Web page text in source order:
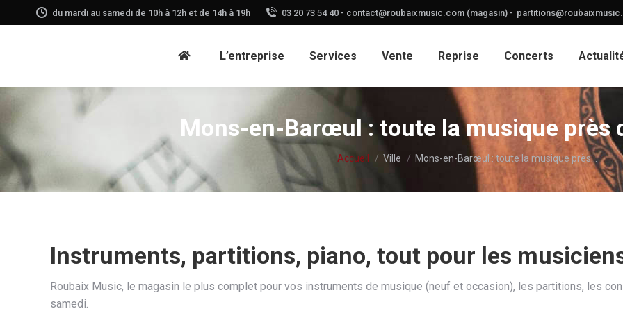
du mardi au samedi de 10h à 12h et de 14h à 19h 03 20 73 54 40 - contact@roubaixmusic.com (magasin) -
L’entreprise Services Vente Reprise Concerts
Mons-en-Barœul : toute la musique près
Vous êtes ici :
Accueil Ville Mons-en-Barœul : toute la musique près…
Instruments, partitions, piano, tout pour les
Roubaix Music, le magasin le plus complet pour vos instruments de musique (neuf et occasion), les partitions, les
samedi.